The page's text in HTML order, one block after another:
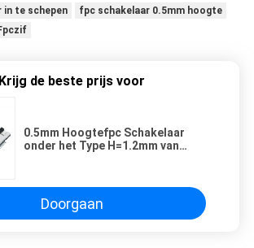
in te schepen
fpc schakelaar 0.5mm hoogte
Krijg de beste prijs voor
0.5mm Hoogtefpc Schakelaar
onder het Type H=1.2mm van
Doorgaan